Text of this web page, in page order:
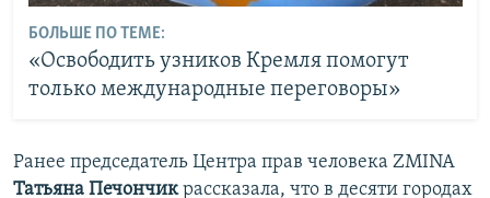
БОЛЬШЕ ПО ТЕМЕ:
«Освободить узников Кремля помогут
только международные переговоры»
Ранее председатель Центра прав человека ZMINA
Татьяна Печончикрассказала, что в десяти городах